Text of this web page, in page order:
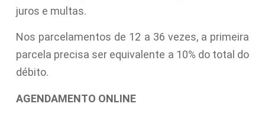
juros e multas.
Nos parcelamentos de 12 a 36 vezes, a primeira
parcela precisa ser equivalente a 10% do total do
débito.
AGENDAMENTO ONLINE